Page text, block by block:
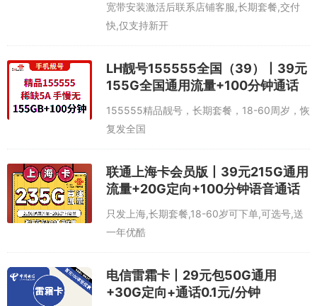
宽带安装激活后联系店铺客服,长期套餐,交付
快,仅支持新开
LH靓号155555全国（39）丨39元
155G全国通用流量+100分钟通话
155555精品靓号，长期套餐，18-60周岁，恢
复发全国
联通上海卡会员版丨39元215G通用
流量+20G定向+100分钟语音通话
只发上海,长期套餐,18-60岁可下单,可选号,送
一年优酷
电信雷霜卡丨29元包50G通用
+30G定向+通话0.1元/分钟